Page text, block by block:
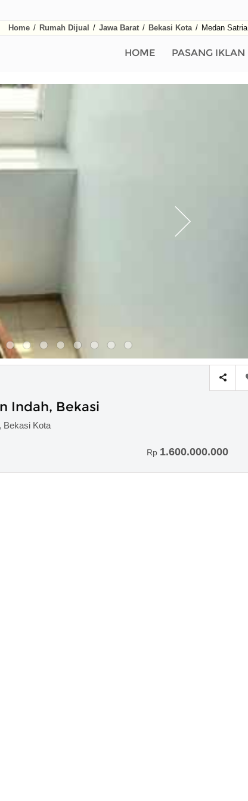
Home / Rumah Dijual / Jawa Barat / Bekasi Kota / Medan Satria
HOME PASANG IKLAN
Indah, Bekasi
Bekasi Kota
Rp 1.600.000.000